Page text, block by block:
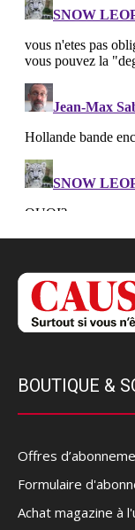
BOUTIQUE &
Offres
Formulaire
Achat magazine à